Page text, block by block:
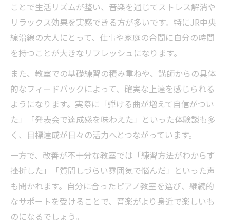
ことで生活リズムが整い、音楽を通じてストレス解消や
リラックス効果を実感できる方が多いです。特にJR中央
線沿線の大人にとって、仕事や家庭の合間に自分の時間
を持つことが大きなリフレッシュになります。
また、教室での基礎練習の積み重ねや、講師からの具体
的なフィードバックによって、確実な上達を感じられる
ようになります。実際に「弾ける曲が増えて自信がつい
た」「発表会で達成感を味わえた」といった体験談も多
く、目標達成が日々の活力へとつながっています。
一方で、改善が不十分な教室では「練習方法がわからず
挫折した」「質問しづらい雰囲気で悩んだ」といった声
も聞かれます。自分に合ったピアノ教室を選び、継続的
なサポートを受けることで、音楽がより身近で楽しいも
のになるでしょう。